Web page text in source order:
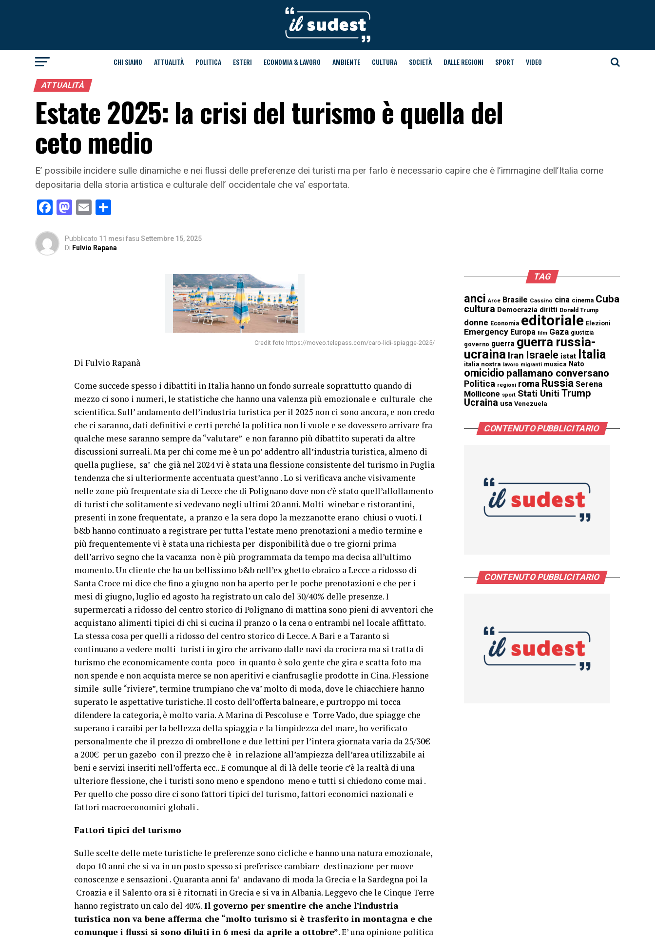
CHI SIAMO ATTUALITÀ POLITICA ESTERI ECONOMIA & LAVORO AMBIENTE CULTURA SOCIETÀ DALLE REGIONI SPORT VIDEO
ATTUALITÀ
Estate 2025: la crisi del turismo è quella del
ceto medio
E’ possibile incidere sulle dinamiche e nei flussi delle preferenze dei turisti ma per farlo è necessario capire che è l’immagine dell’Italia come
depositaria della storia artistica e culturale dell’ occidentale che va’ esportata.
Facebook
Mastodon
Email
Pubblicato 11 mesi fasu Settembre 15, 2025
Di Fulvio Rapana
Credit foto https://moveo.telepass.com/caro-lidi-spiagge-2025/
Di Fulvio Rapanà
Come succede spesso i dibattiti in Italia hanno un fondo surreale soprattutto quando di
mezzo ci sono i numeri, le statistiche che hanno una valenza più emozionale e culturale che
scientifica. Sull’ andamento dell’industria turistica per il 2025 non ci sono ancora, e non credo
che ci saranno, dati definitivi e certi perché la politica non li vuole e se dovessero arrivare fra
qualche mese saranno sempre da “valutare” e non faranno più dibattito superati da altre
discussioni surreali. Ma per chi come me è un po’ addentro all’industria turistica, almeno di
quella pugliese, sa’ che già nel 2024 vi è stata una flessione consistente del turismo in Puglia
tendenza che si ulteriormente accentuata quest’anno . Lo si verificava anche visivamente
nelle zone più frequentate sia di Lecce che di Polignano dove non c’è stato quell’affollamento
di turisti che solitamente si vedevano negli ultimi 20 anni. Molti winebar e ristorantini,
presenti in zone frequentate, a pranzo e la sera dopo la mezzanotte erano chiusi o vuoti. I
b&b hanno continuato a registrare per tutta l’estate meno prenotazioni a medio termine e
più frequentemente vi è stata una richiesta per disponibilità due o tre giorni prima
dell’arrivo segno che la vacanza non è più programmata da tempo ma decisa all’ultimo
momento. Un cliente che ha un bellissimo b&b nell’ex ghetto ebraico a Lecce a ridosso di
Santa Croce mi dice che fino a giugno non ha aperto per le poche prenotazioni e che per i
mesi di giugno, luglio ed agosto ha registrato un calo del 30/40% delle presenze. I
supermercati a ridosso del centro storico di Polignano di mattina sono pieni di avventori che
acquistano alimenti tipici di chi si cucina il pranzo o la cena o entrambi nel locale affittato.
La stessa cosa per quelli a ridosso del centro storico di Lecce. A Bari e a Taranto si
continuano a vedere molti turisti in giro che arrivano dalle navi da crociera ma si tratta di
turismo che economicamente conta poco in quanto è solo gente che gira e scatta foto ma
non spende e non acquista merce se non aperitivi e cianfrusaglie prodotte in Cina. Flessione
simile sulle “riviere”, termine trumpiano che va’ molto di moda, dove le chiacchiere hanno
superato le aspettative turistiche. Il costo dell’offerta balneare, e purtroppo mi tocca
difendere la categoria, è molto varia. A Marina di Pescoluse e Torre Vado, due spiagge che
superano i caraibi per la bellezza della spiaggia e la limpidezza del mare, ho verificato
personalmente che il prezzo di ombrellone e due lettini per l’intera giornata varia da 25/30€
a 200€ per un gazebo con il prezzo che è in relazione all’ampiezza dell’area utilizzabile ai
beni e servizi inseriti nell’offerta ecc.. E comunque al di là delle teorie c’è la realtà di una
ulteriore flessione, che i turisti sono meno e spendono meno e tutti si chiedono come mai .
Per quello che posso dire ci sono fattori tipici del turismo, fattori economici nazionali e
fattori macroeconomici globali .
Fattori tipici del turismo
Sulle scelte delle mete turistiche le preferenze sono cicliche e hanno una natura emozionale,
dopo 10 anni che si va in un posto spesso si preferisce cambiare destinazione per nuove
conoscenze e sensazioni . Quaranta anni fa’ andavano di moda la Grecia e la Sardegna poi la
Croazia e il Salento ora si è ritornati in Grecia e si va in Albania. Leggevo che le Cinque Terre
hanno registrato un calo del 40%.Il governo per smentire che anche l’industria
turistica non va bene afferma che “molto turismo si è trasferito in montagna e che
comunque i flussi si sono diluiti in 6 mesi da aprile a ottobre”. E’ una opinione politica
TAG
anci Arce Brasile Cassino cina cinema Cuba
cultura Democrazia diritti Donald Trump
donne Economia editoriale Elezioni
Emergency Europa film Gaza giustizia
governo guerra guerra russia-
ucraina Iran Israele istat Italia
italia nostra lavoro migranti musica Nato
omicidio pallamano conversano
Politica regioni roma Russia Serena
Mollicone sport Stati Uniti Trump
Ucraina usa Venezuela
CONTENUTO PUBBLICITARIO
CONTENUTO PUBBLICITARIO